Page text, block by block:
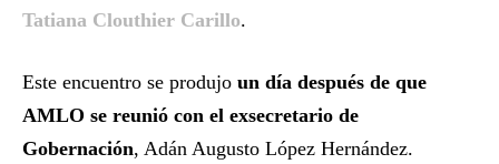
Tatiana Clouthier Carillo.
Este encuentro se produjo un día después de que
AMLO se reunió con el exsecretario de
Gobernación, Adán Augusto López Hernández.